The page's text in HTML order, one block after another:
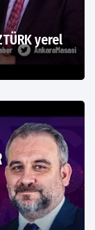
yerel